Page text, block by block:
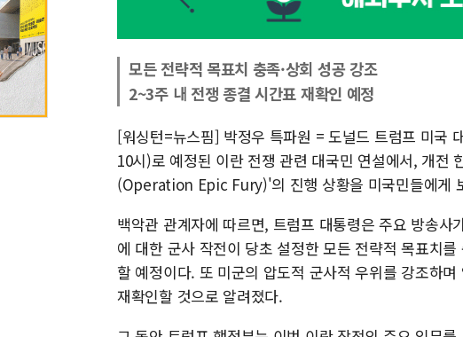
모든 전략적 목표치 충족·상회 성공 강조
2~3주 내 전쟁 종결 시간표 재확인 예정
[워싱턴=뉴스핌] 박정우 특파원 = 도널드 트럼프 미국
10시)로 예정된 이란 전쟁 관련 대국민 연설에서, 개전
(Operation Epic Fury)'의 진행 상황을 미국민들에게
백악관 관계자에 따르면, 트럼프 대통령은 주요 방송
에 대한 군사 작전이 당초 설정한 모든 전략적 목표치
할 예정이다. 또 미군의 압도적 군사적 우위를 강조하
재확인할 것으로 알려졌다.